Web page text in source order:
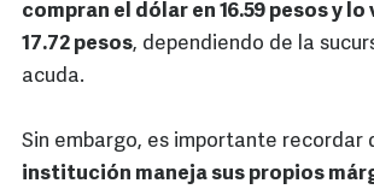
compran el dólar en 16.59 pesos y lo
17.72 pesos, dependiendo de la
acuda.
Sin embargo, es importante recordar
institución maneja sus propios